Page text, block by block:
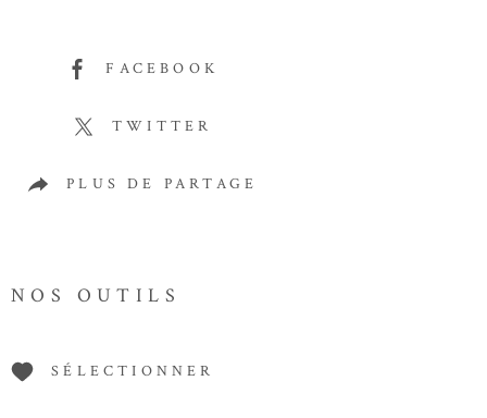
FACEBOOK
TWITTER
PLUS DE PARTAGE
NOS OUTILS
SÉLECTIONNER